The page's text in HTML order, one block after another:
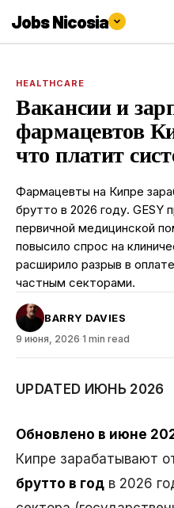
Jobs Nicosia
HEALTHCARE
Вакансии и
фармацевтов
что платит
Фармацевты на Кипре
брутто в 2026 году. GESY
первичной медицинской
повысило спрос на
расширило разрыв в
частным секторами.
BARRY DAVIES
9 июня, 2026·1 min read
UPDATED ИЮНЬ 2026
Обновлено в июне
Кипре зарабатывают
брутто в год в 2026